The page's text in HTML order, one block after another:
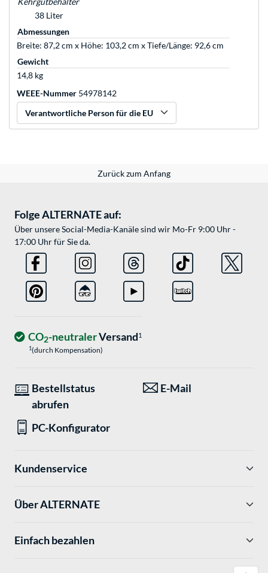
38 Liter
Abmessungen
Breite: 87,2 cm x Höhe: 103,2 cm x Tiefe/Länge: 92,6 cm
Gewicht
14,8 kg
WEEE-Nummer 54978142
Verantwortliche Person für die EU
Zurück zum Anfang
Folge ALTERNATE auf:
Über unsere Social-Media-Kanäle sind wir Mo-Fr 9:00 Uhr -
17:00 Uhr für Sie da.
CO2-neutralerVersand1
1(durch Kompensation)
Bestellstatus
abrufen
E-Mail
PC-Konfigurator
Kundenservice
Über ALTERNATE
Einfach bezahlen